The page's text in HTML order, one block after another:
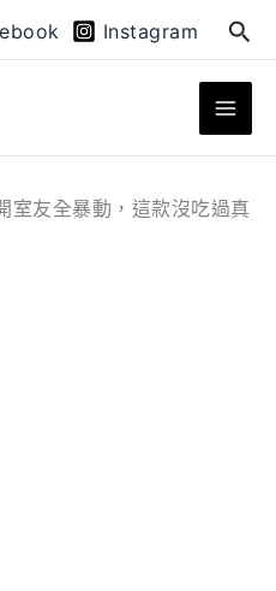
Instagram
搜
尋
室友全暴動，這款沒吃過真